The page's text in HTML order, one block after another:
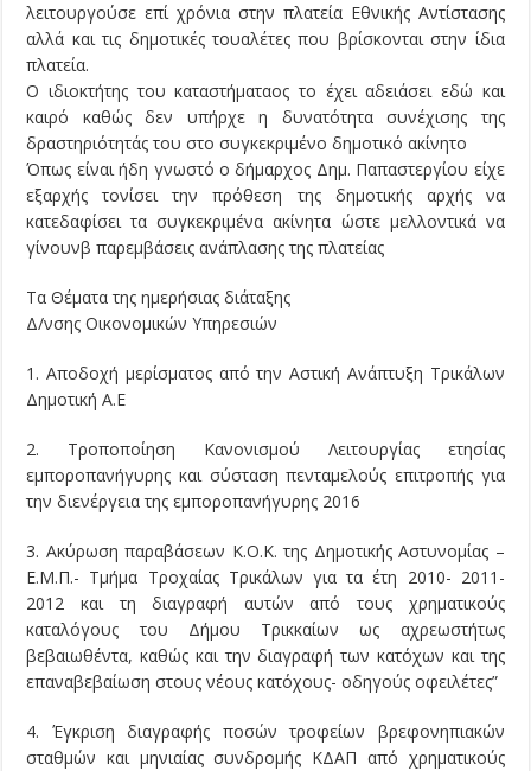
λειτουργούσε επί χρόνια στην πλατεία Εθνικής Αντίστασης
αλλά και τις δημοτικές τουαλέτες που βρίσκονται στην ίδια
πλατεία.
Ο ιδιοκτήτης του καταστήματαος το έχει αδειάσει εδώ και
καιρό καθώς δεν υπήρχε η δυνατότητα συνέχισης της
δραστηριότητάς του στο συγκεκριμένο δημοτικό ακίνητο
Όπως είναι ήδη γνωστό ο δήμαρχος Δημ. Παπαστεργίου είχε
εξαρχής τονίσει την πρόθεση της δημοτικής αρχής να
κατεδαφίσει τα συγκεκριμένα ακίνητα ώστε μελλοντικά να
γίνουνβ παρεμβάσεις ανάπλασης της πλατείας
Τα Θέματα της ημερήσιας διάταξης
Δ/νσης Οικονομικών Υπηρεσιών
1. Αποδοχή μερίσματος από την Αστική Ανάπτυξη Τρικάλων
Δημοτική Α.Ε
2. Τροποποίηση Κανονισμού Λειτουργίας ετησίας
εμποροπανήγυρης και σύσταση πενταμελούς επιτροπής για
την διενέργεια της εμποροπανήγυρης 2016
3. Aκύρωση παραβάσεων Κ.Ο.Κ. της Δημοτικής Αστυνομίας –
Ε.Μ.Π.- Τμήμα Τροχαίας Τρικάλων για τα έτη 2010- 2011-
2012 και τη διαγραφή αυτών από τους χρηματικούς
καταλόγους του Δήμου Τρικκαίων ως αχρεωστήτως
βεβαιωθέντα, καθώς και την διαγραφή των κατόχων και της
επαναβεβαίωση στους νέους κατόχους- οδηγούς οφειλέτες”
4. Έγκριση διαγραφής ποσών τροφείων βρεφονηπιακών
σταθμών και μηνιαίας συνδρομής ΚΔΑΠ από χρηματικούς